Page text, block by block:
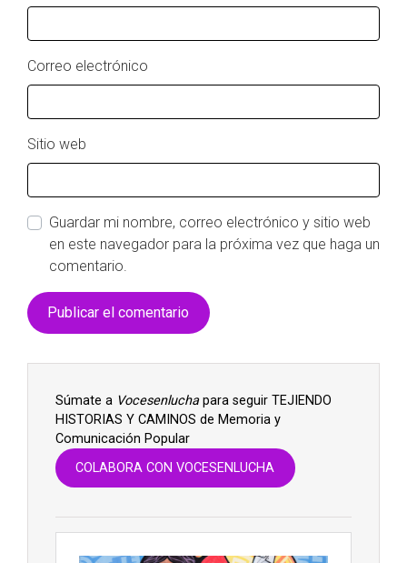
Correo electrónico
Sitio web
Guardar mi nombre, correo electrónico y sitio web
en este navegador para la próxima vez que haga un
comentario.
Súmate a Vocesenluchapara seguir TEJIENDO
HISTORIAS Y CAMINOS de Memoria y
Comunicación Popular
COLABORA CON VOCESENLUCHA